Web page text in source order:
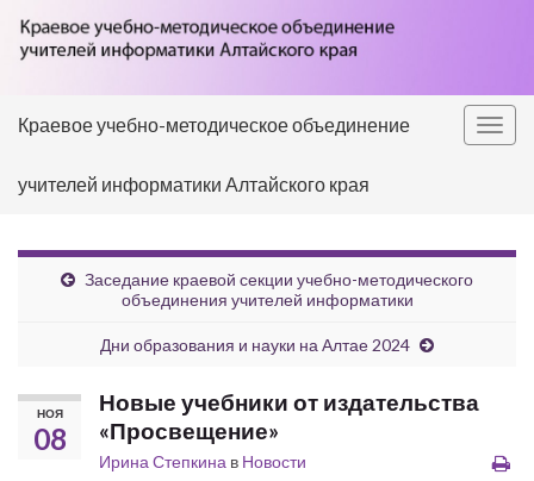
Вкл/
Краевое учебно-методическое объединение
учителей информатики Алтайского края
Заседание краевой секции учебно-методического
объединения учителей информатики
Дни образования и науки на Алтае 2024
НОЯ
08
Новые учебники от издательства
«Просвещение»
Ирина Степкина в Новости